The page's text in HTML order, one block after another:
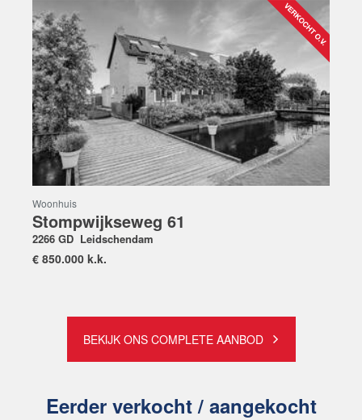
Woonhuis
Stompwijkseweg 61
2266 GD Leidschendam
€ 850.000 k.k.
BEKIJK ONS COMPLETE AANBOD
Eerder verkocht / aangekocht